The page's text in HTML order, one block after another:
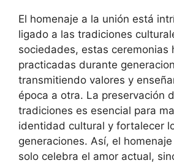
El homenaje a la unión está
ligado a las tradiciones
sociedades, estas ceremonias
practicadas durante
transmitiendo valores y
época a otra. La preservación
tradiciones es esencial para
identidad cultural y fortalecer
generaciones. Así, el
solo celebra el amor actual,